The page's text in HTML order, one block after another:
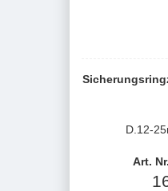
D.12-
Art.